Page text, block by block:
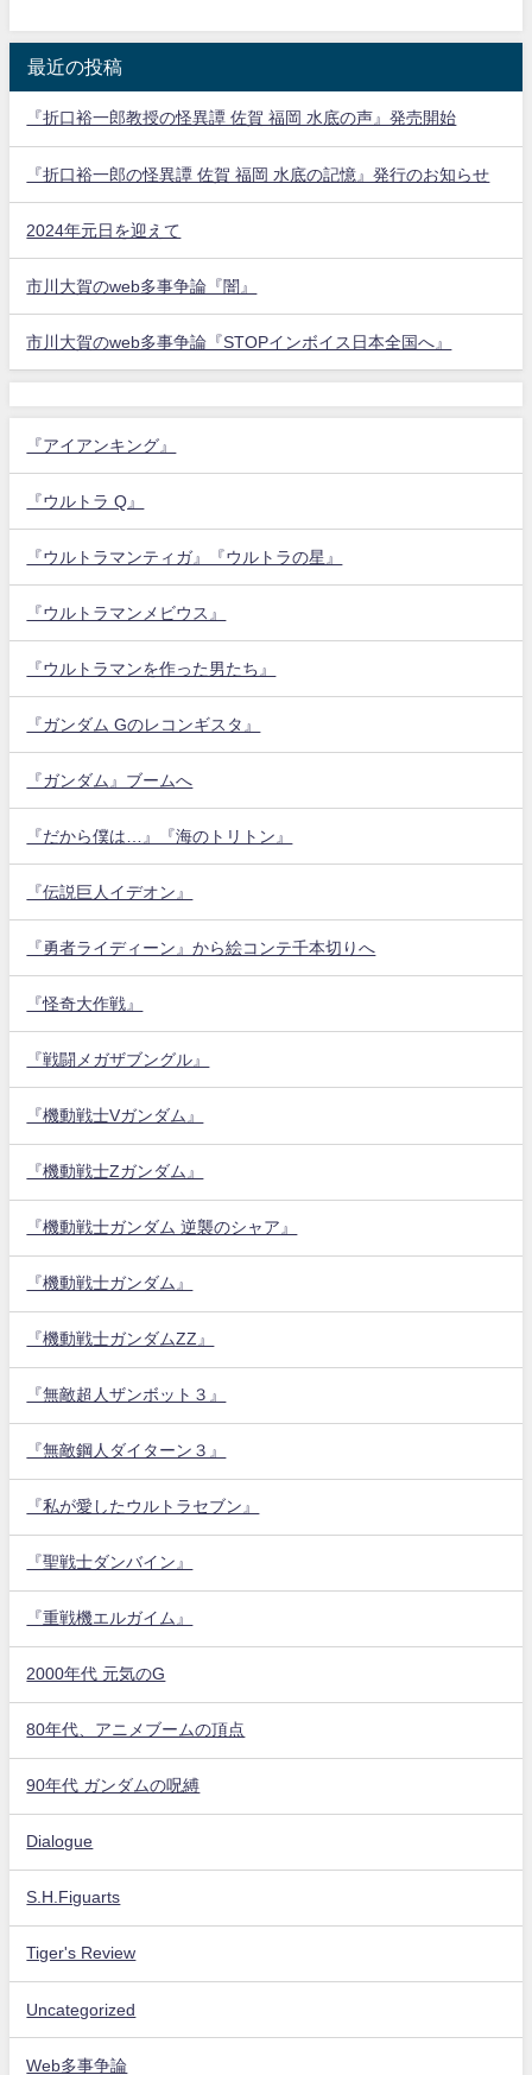
最近の投稿
『折口裕一郎教授の怪異譚 佐賀 福岡 水底の声』発売開始
『折口裕一郎の怪異譚 佐賀 福岡 水底の記憶』発行のお知らせ
2024年元日を迎えて
市川大賀のweb多事争論『闇』
市川大賀のweb多事争論『STOPインボイス日本全国へ』
『アイアンキング』
『ウルトラ Q』
『ウルトラマンティガ』『ウルトラの星』
『ウルトラマンメビウス』
『ウルトラマンを作った男たち』
『ガンダム Gのレコンギスタ』
『ガンダム』ブームへ
『だから僕は…』『海のトリトン』
『伝説巨人イデオン』
『勇者ライディーン』から絵コンテ千本切りへ
『怪奇大作戦』
『戦闘メガザブングル』
『機動戦士Vガンダム』
『機動戦士Zガンダム』
『機動戦士ガンダム 逆襲のシャア』
『機動戦士ガンダム』
『機動戦士ガンダムZZ』
『無敵超人ザンボット３』
『無敵鋼人ダイターン３』
『私が愛したウルトラセブン』
『聖戦士ダンバイン』
『重戦機エルガイム』
2000年代 元気のG
80年代、アニメブームの頂点
90年代 ガンダムの呪縛
Dialogue
S.H.Figuarts
Tiger's Review
Uncategorized
Web多事争論